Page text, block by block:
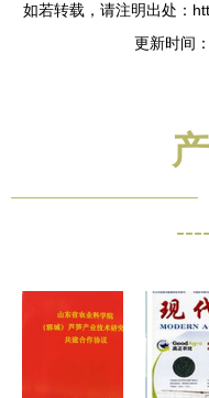
如若转载，请注明出处：
更新时间